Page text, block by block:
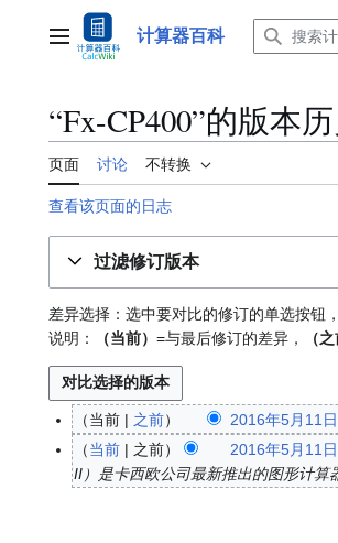
主菜单 计算器百科
“Fx-CP400”的版本
页面 讨论 不转换
查看该页面的日志
过滤修订版本
差异选择：选中要对比的修订的单选按钮
说明：
（当前） =与最后修订的差异， （之
2
0
当前 之前 2016年5月11
当前
之前 2016年5月11
II）是卡西欧公司最新推出的图形计